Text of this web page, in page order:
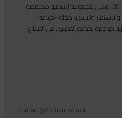
Contact@industries.ma
تأسست مجموعة إندوستريكوم عام 2013، وهي مجموعة إعلامية متخصصة
والابتكار: مجلة «صناعة
موجهة لخدمة المهنيين في القطاع